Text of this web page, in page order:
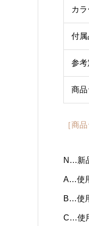
カラ
付属
参考
商品
［商
N…新
A…使
B…使
C…使